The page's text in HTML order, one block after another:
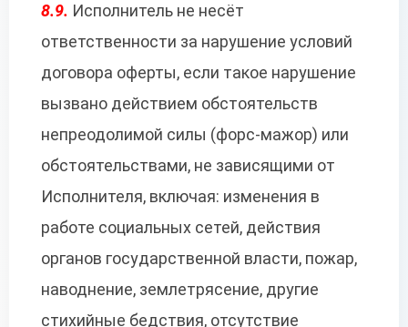
8.9. Исполнитель не несёт
ответственности за нарушение условий
договора оферты, если такое нарушение
вызвано действием обстоятельств
непреодолимой силы (форс-мажор) или
обстоятельствами, не зависящими от
Исполнителя, включая: изменения в
работе социальных сетей, действия
органов государственной власти, пожар,
наводнение, землетрясение, другие
стихийные бедствия, отсутствие